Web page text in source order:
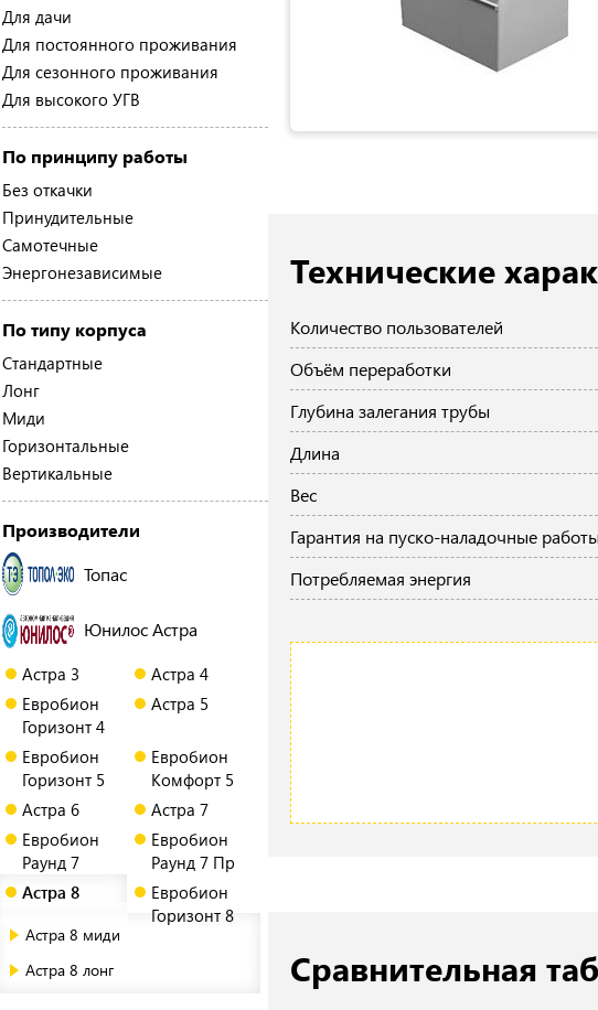
Для дачи
Для постоянного проживания
Для сезонного проживания
Для высокого УГВ
По принципу работы
Без откачки
Принудительные
Самотечные
Энергонезависимые
По типу корпуса
Стандартные
Лонг
Миди
Горизонтальные
Вертикальные
Производители
Топас
Юнилос Астра
Астра 3
Астра 4
Евробион
Горизонт 4
Астра 5
Евробион
Горизонт 5
Евробион
Комфорт 5
Астра 6
Астра 7
Евробион
Раунд 7
Евробион
Раунд 7 Пр
Астра 8
Астра 8 миди
Астра 8 лонг
Евробион
Горизонт 8
Технические
Количество пользователей
Объём переработки
Глубина залегания трубы
Длина
Вес
Гарантия на пуско-наладочные
Потребляемая энергия
Сравнительная